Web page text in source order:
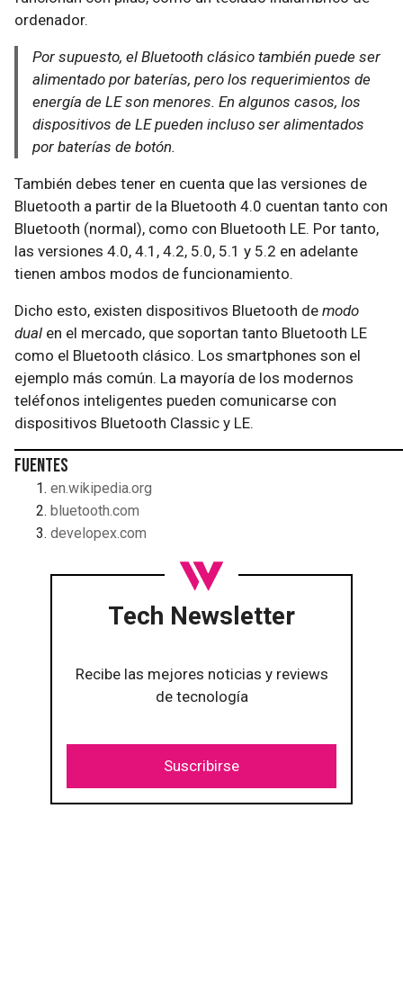
ordenador.
Por supuesto, el Bluetooth clásico también puede ser
alimentado por baterías, pero los requerimientos de
energía de LE son menores. En algunos casos, los
dispositivos de LE pueden incluso ser alimentados
por baterías de botón.
También debes tener en cuenta que las versiones de
Bluetooth a partir de la Bluetooth 4.0 cuentan tanto con
Bluetooth (normal), como con Bluetooth LE. Por tanto,
las versiones 4.0, 4.1, 4.2, 5.0, 5.1 y 5.2 en adelante
tienen ambos modos de funcionamiento.
Dicho esto, existen dispositivos Bluetooth de modo
dual en el mercado, que soportan tanto Bluetooth LE
como el Bluetooth clásico. Los smartphones son el
ejemplo más común. La mayoría de los modernos
teléfonos inteligentes pueden comunicarse con
dispositivos Bluetooth Classic y LE.
Fuentes
en.wikipedia.org
bluetooth.com
developex.com
Tech Newsletter
Recibe las mejores noticias y reviews
de tecnología
Suscribirse